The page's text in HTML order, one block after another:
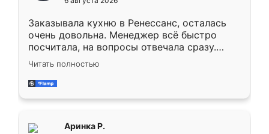
мебели буду заказывать только здесь.
Заказывала кухню в Ренессанс, осталась
очень довольна. Менеджер всё быстро
посчитала, на вопросы отвечала сразу.
Замерщик приехал в субботу, подошёл к
делу со всей ответственностью. Собрали
за день, ребята работали аккуратно, даже
Читать полностью
Аринка Р.